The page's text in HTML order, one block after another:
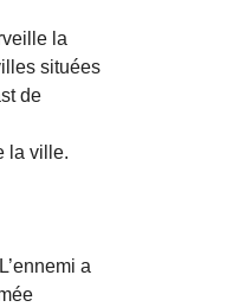
la
situées
de
la ville.
a